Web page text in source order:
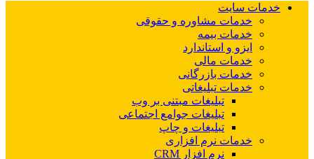
خدمات سایت
خدمات مشاوره و حقوقی
خدمات بیمه
ایزو و استاندارد
خدمات مالی
خدمات بازرگانی
خدمات تبلیغاتی
تبلیغات مبتنی بر وب
تبلیغات جوامع اجتماعی
تبلیغات و چاپ
خدمات نرم افزاری
نرم افزار CRM